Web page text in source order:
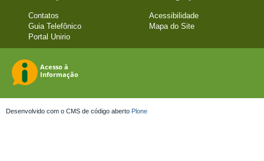
Contatos
Guia Telefônico
Portal Unirio
Acessibilidade
Mapa do Site
Desenvolvido com o CMS de código aberto Plone